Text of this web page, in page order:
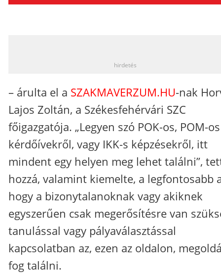
hirdetés
– árulta el a SZAKMAVERZUM.HU-nak
Lajos Zoltán, a Székesfehérvári SZC
főigazgatója. „Legyen szó POK-os, POM-os
kérdőívekről, vagy IKK-s képzésekről, itt
mindent egy helyen meg lehet találni”,
hozzá, valamint kiemelte, a legfontosabb
hogy a bizonytalanoknak vagy akiknek
egyszerűen csak megerősítésre van
tanulással vagy pályaválasztással
kapcsolatban az, ezen az oldalon,
fog találni.